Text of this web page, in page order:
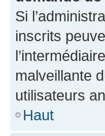
Si
inscrits
malveillante
utilisateurs
Haut